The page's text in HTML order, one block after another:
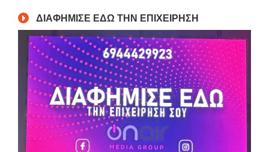
ΔΙΑΦΗΜΙΣΕ ΕΔΩ ΤΗΝ ΕΠΙΧΕΙΡΗΣΗ